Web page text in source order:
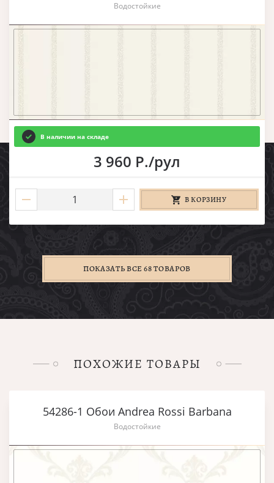
Водостойкие
В наличии на складе
3 960 Р./рул
В КОРЗИНУ
ПОКАЗАТЬ ВСЕ 68 ТОВАРОВ
ПОХОЖИЕ ТОВАРЫ
54286-1 Обои Andrea Rossi Barbana
Водостойкие